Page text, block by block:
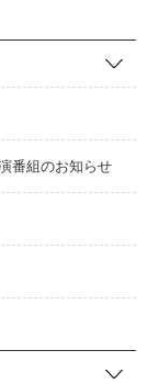
番組のお知らせ